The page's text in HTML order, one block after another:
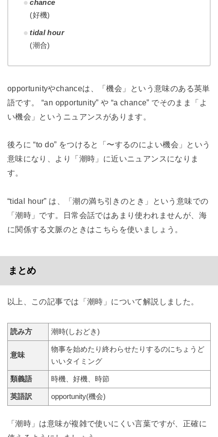
chance
(好機)
tidal hour
(潮合)
opportunityやchanceは、「機会」という意味のある英単
語です。 “an opportunity” や “a chance” でそのまま「よ
い機会」というニュアンスがあります。
後ろに “to do” をつけると「〜するのによい機会」という
意味になり、より「潮時」に近いニュアンスになりま
す。
“tidal hour” は、「潮の満ち引きのとき」という意味での
「潮時」です。日常会話ではあまり使われませんが、海
に関係する文脈のときはこちらを使いましょう。
まとめ
以上、この記事では「潮時」について解説しました。
読み方 潮時(しおどき)
意味
物事を始めたり終わらせたりするのにちょうど
いいタイミング
類義語 時機、好機、時節
英語訳 opportunity(機会)
「潮時」は意味が複雑で使いにくい言葉ですが、正確に